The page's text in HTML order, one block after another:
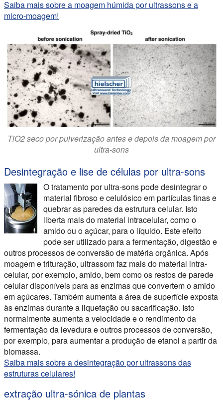
Saiba mais sobre a moagem húmida por ultrassons e a
micro-moagem!
TiO2 seco por pulverização antes e depois da moagem por
ultra-sons
Desintegração e lise de células por ultra-sons
O tratamento por ultra-sons pode desintegrar o
material fibroso e celulósico em partículas finas e
quebrar as paredes da estrutura celular. Isto
liberta mais do material intracelular, como o
amido ou o açúcar, para o líquido. Este efeito
pode ser utilizado para a fermentação, digestão e
outros processos de conversão de matéria orgânica. Após
moagem e trituração, ultrassom faz mais do material intra-
celular, por exemplo, amido, bem como os restos de parede
celular disponíveis para as enzimas que convertem o amido
em açúcares. Também aumenta a área de superfície exposta
às enzimas durante a liquefação ou sacarificação. Isto
normalmente aumenta a velocidade e o rendimento da
fermentação da levedura e outros processos de conversão,
por exemplo, para aumentar a produção de etanol a partir da
biomassa.
Saiba mais sobre a desintegração por ultrassons das
estruturas celulares!
extração ultra-sónica de plantas